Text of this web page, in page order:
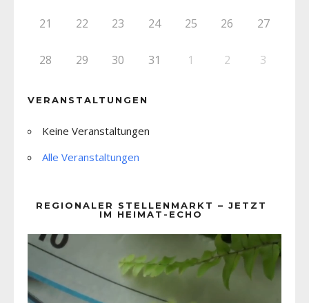
21 22 23 24 25 26 27
28 29 30 31 1 2 3
VERANSTALTUNGEN
Keine Veranstaltungen
Alle Veranstaltungen
REGIONALER STELLENMARKT – JETZT
IM HEIMAT-ECHO
Player